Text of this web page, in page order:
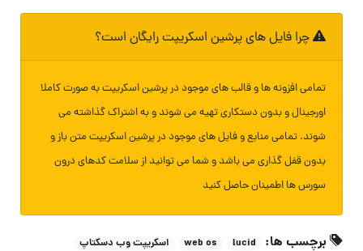
چرا فایل های پرشین اسکریپت رایگان است؟
تمامی افزونه ها و قالب های موجود در پرشین اسکریپت به صورت کاملا
اورجینال و بدون دستکاری تهیه می شوند و به اشتراک گذاشته می
شوند. تمامی منابع و فایل های موجود در پرشین اسکریپت متن باز و
بدون قفل گذاری می باشد و شما می توانید از سلامت کدهای درون
سورس ها اطمینان حاصل کنید
برچسب ها: lucid
web os
اسکریپت وب دسکتاپ